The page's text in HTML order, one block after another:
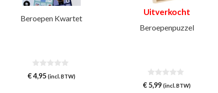
Beroepen Kwartet
0
v
€4,95 (incl. BTW)
Uitverkocht
Beroepenpuzzel
0
v
€5,99 (incl. BTW)